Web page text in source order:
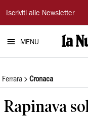
La
Nuova
Ferrara
Iscriviti alle Newsletter
MENU
Ferrara Cronaca
Rapinava